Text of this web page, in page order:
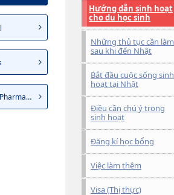
Graduate School of Pharmacy
Hướng dẫn sinh hoạt
cho du học sinh
Những thủ tục cần làm
sau khi đến Nhật
Bắt đầu cuộc sống sinh
hoạt tại Nhật
Điều cần chú ý trong
sinh hoạt
Đăng kí học bổng
Việc làm thêm
Visa (Thị thực)